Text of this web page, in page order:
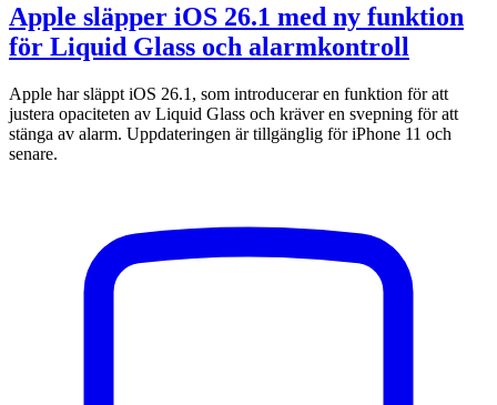
Apple släpper iOS 26.1 med ny funktion
för Liquid Glass och alarmkontroll
Apple har släppt iOS 26.1, som introducerar en funktion för att
justera opaciteten av Liquid Glass och kräver en svepning för att
stänga av alarm. Uppdateringen är tillgänglig för iPhone 11 och
senare.